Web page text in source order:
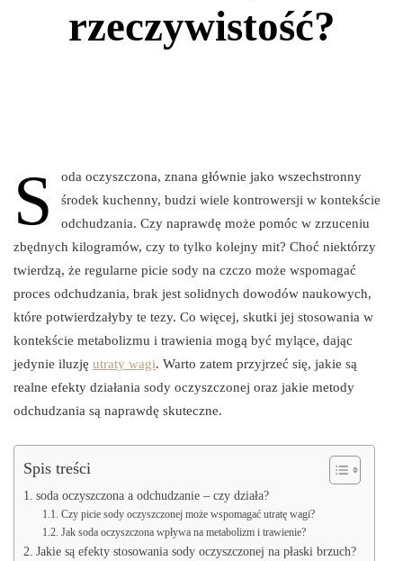
rzeczywistość?
S
oda oczyszczona, znana głównie jako wszechstronny
środek kuchenny, budzi wiele kontrowersji w kontekście
odchudzania. Czy naprawdę może pomóc w zrzuceniu
zbędnych kilogramów, czy to tylko kolejny mit? Choć niektórzy
twierdzą, że regularne picie sody na czczo może wspomagać
proces odchudzania, brak jest solidnych dowodów naukowych,
które potwierdzałyby te tezy. Co więcej, skutki jej stosowania w
kontekście metabolizmu i trawienia mogą być mylące, dając
jedynie iluzję utraty wagi. Warto zatem przyjrzeć się, jakie są
realne efekty działania sody oczyszczonej oraz jakie metody
odchudzania są naprawdę skuteczne.
Spis treści
soda oczyszczona a odchudzanie – czy działa?
Czy picie sody oczyszczonej może wspomagać utratę wagi?
Jak soda oczyszczona wpływa na metabolizm i trawienie?
Jakie są efekty stosowania sody oczyszczonej na płaski brzuch?